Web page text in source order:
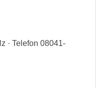
· Telefon 08041-